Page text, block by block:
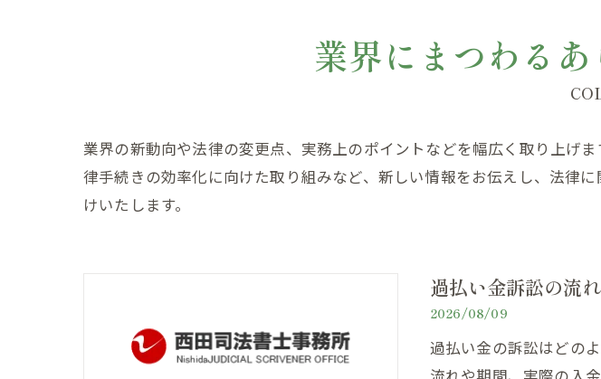
業界にまつわる
業界の新動向や法律の変更点、実務上のポイントなどを幅広く取り上げ
律手続きの効率化に向けた取り組みなど、新しい情報をお伝えし、法律
けいたします。
過払い金訴訟の流
2026/08/09
過払い金の訴訟はどの